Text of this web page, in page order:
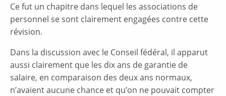
Ce fut un chapitre dans lequel les associations de
personnel se sont clairement engagées contre cette
révision.
Dans la discussion avec le Conseil fédéral, il apparut
aussi clairement que les dix ans de garantie de
salaire, en comparaison des deux ans normaux,
n’avaient aucune chance et qu’on ne pouvait compter